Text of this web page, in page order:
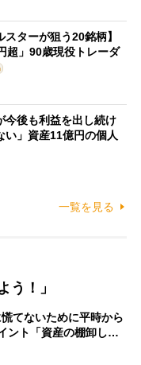
スターが狙う20銘柄】
超」90歳現役トレーダ
今後も利益を出し続け
い」資産11億円の個人
一覧を見る
う！」
てないために平時から
ント「資産の棚卸し…